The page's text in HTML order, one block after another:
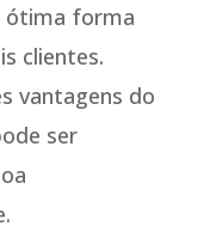
ótima forma
clientes.
vantagens do
ser